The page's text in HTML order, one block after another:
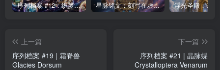
序列档案 #12：织梦者——第七序列的编织者 星脉铭文：刻写在虚空中的永恒律法
上一篇
序列档案 #19 | 霜脊兽
Glacies Dorsum
下一篇
序列档案 #21 | 晶脉蝶
Crystalloptera Venarum